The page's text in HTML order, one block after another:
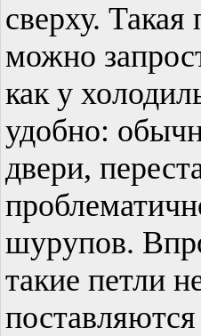
сверху. Такая
можно
как у
удобно:
двери,
шурупов.
такие петли